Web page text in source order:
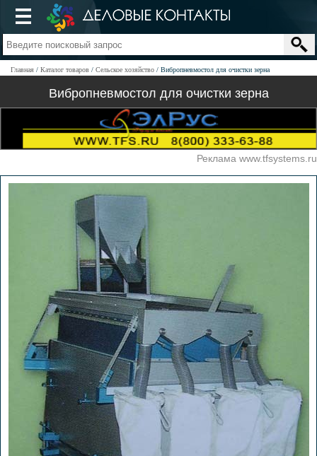
Главная Каталог товаров Сельское хозяйство Вибропневмостол для очистки зерна
Вибропневмостол для очистки зерна
Реклама www.tfsystems.ru